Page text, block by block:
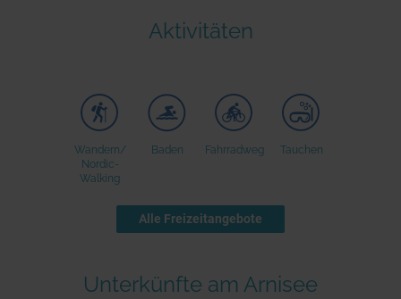
Aktivitäten
Wandern/
Nordic-
Walking
Baden Fahrradweg Tauchen
Alle Freizeitangebote
Unterkünfte am Arnisee